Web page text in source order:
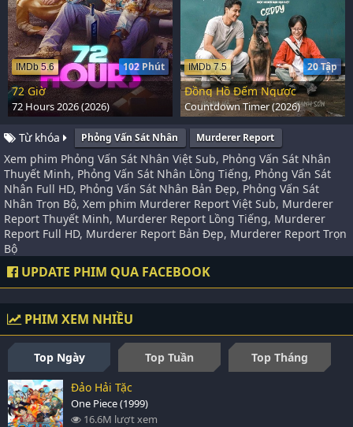
102 Phút
IMDb 5.6
72 Giờ
72 Hours 2026 (2026)
20 Tập
IMDb 7.5
Đồng Hồ Đếm Ngược
Countdown Timer (2026)
Từ khóa Phỏng Vấn Sát Nhân Murderer Report
Xem phim Phỏng Vấn Sát Nhân Việt Sub, Phỏng Vấn Sát Nhân
Thuyết Minh, Phỏng Vấn Sát Nhân Lồng Tiếng, Phỏng Vấn Sát
Nhân Full HD, Phỏng Vấn Sát Nhân Bản Đẹp, Phỏng Vấn Sát
Nhân Trọn Bộ, Xem phim Murderer Report Việt Sub, Murderer
Report Thuyết Minh, Murderer Report Lồng Tiếng, Murderer
Report Full HD, Murderer Report Bản Đẹp, Murderer Report Trọn
Bộ
UPDATE PHIM QUA FACEBOOK
PHIM XEM NHIỀU
Top Ngày Top Tuần
Top Tháng
Đảo Hải Tặc
One Piece (1999)
16.6M lượt xem